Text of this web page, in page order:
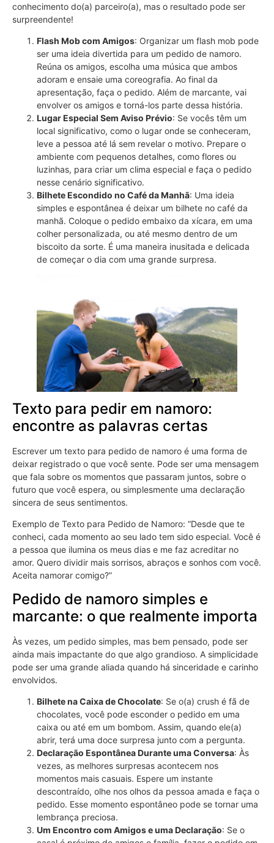
conhecimento do(a) parceiro(a), mas o resultado pode ser
surpreendente!
Flash Mob com Amigos: Organizar um flash mob pode
ser uma ideia divertida para um pedido de namoro.
Reúna os amigos, escolha uma música que ambos
adoram e ensaie uma coreografia. Ao final da
apresentação, faça o pedido. Além de marcante, vai
envolver os amigos e torná-los parte dessa história.
Lugar Especial Sem Aviso Prévio: Se vocês têm um
local significativo, como o lugar onde se conheceram,
leve a pessoa até lá sem revelar o motivo. Prepare o
ambiente com pequenos detalhes, como flores ou
luzinhas, para criar um clima especial e faça o pedido
nesse cenário significativo.
Bilhete Escondido no Café da Manhã: Uma ideia
simples e espontânea é deixar um bilhete no café da
manhã. Coloque o pedido embaixo da xícara, em uma
colher personalizada, ou até mesmo dentro de um
biscoito da sorte. É uma maneira inusitada e delicada
de começar o dia com uma grande surpresa.
Texto para pedir em namoro:
encontre as palavras certas
Escrever um texto para pedido de namoro é uma forma de
deixar registrado o que você sente. Pode ser uma mensagem
que fala sobre os momentos que passaram juntos, sobre o
futuro que você espera, ou simplesmente uma declaração
sincera de seus sentimentos.
Exemplo de Texto para Pedido de Namoro: “Desde que te
conheci, cada momento ao seu lado tem sido especial. Você é
a pessoa que ilumina os meus dias e me faz acreditar no
amor. Quero dividir mais sorrisos, abraços e sonhos com você.
Aceita namorar comigo?”
Pedido de namoro simples e
marcante: o que realmente importa
Às vezes, um pedido simples, mas bem pensado, pode ser
ainda mais impactante do que algo grandioso. A simplicidade
pode ser uma grande aliada quando há sinceridade e carinho
envolvidos.
Bilhete na Caixa de Chocolate: Se o(a) crush é fã de
chocolates, você pode esconder o pedido em uma
caixa ou até em um bombom. Assim, quando ele(a)
abrir, terá uma doce surpresa junto com a pergunta.
Declaração Espontânea Durante uma Conversa: Às
vezes, as melhores surpresas acontecem nos
momentos mais casuais. Espere um instante
descontraído, olhe nos olhos da pessoa amada e faça o
pedido. Esse momento espontâneo pode se tornar uma
lembrança preciosa.
Um Encontro com Amigos e uma Declaração: Se o